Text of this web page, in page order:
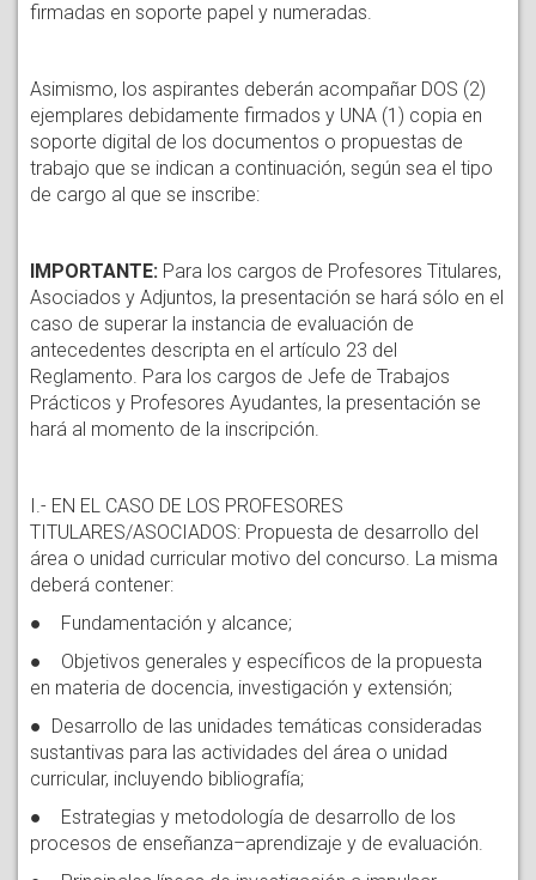
firmadas en soporte papel y numeradas.
Asimismo, los aspirantes deberán acompañar DOS (2)
ejemplares debidamente firmados y UNA (1) copia en
soporte digital de los documentos o propuestas de
trabajo que se indican a continuación, según sea el tipo
de cargo al que se inscribe:
IMPORTANTE: Para los cargos de Profesores Titulares,
Asociados y Adjuntos, la presentación se hará sólo en el
caso de superar la instancia de evaluación de
antecedentes descripta en el artículo 23 del
Reglamento. Para los cargos de Jefe de Trabajos
Prácticos y Profesores Ayudantes, la presentación se
hará al momento de la inscripción.
I.- EN EL CASO DE LOS PROFESORES
TITULARES/ASOCIADOS: Propuesta de desarrollo del
área o unidad curricular motivo del concurso. La misma
deberá contener:
● Fundamentación y alcance;
● Objetivos generales y específicos de la propuesta
en materia de docencia, investigación y extensión;
● Desarrollo de las unidades temáticas consideradas
sustantivas para las actividades del área o unidad
curricular, incluyendo bibliografía;
● Estrategias y metodología de desarrollo de los
procesos de enseñanza–aprendizaje y de evaluación.